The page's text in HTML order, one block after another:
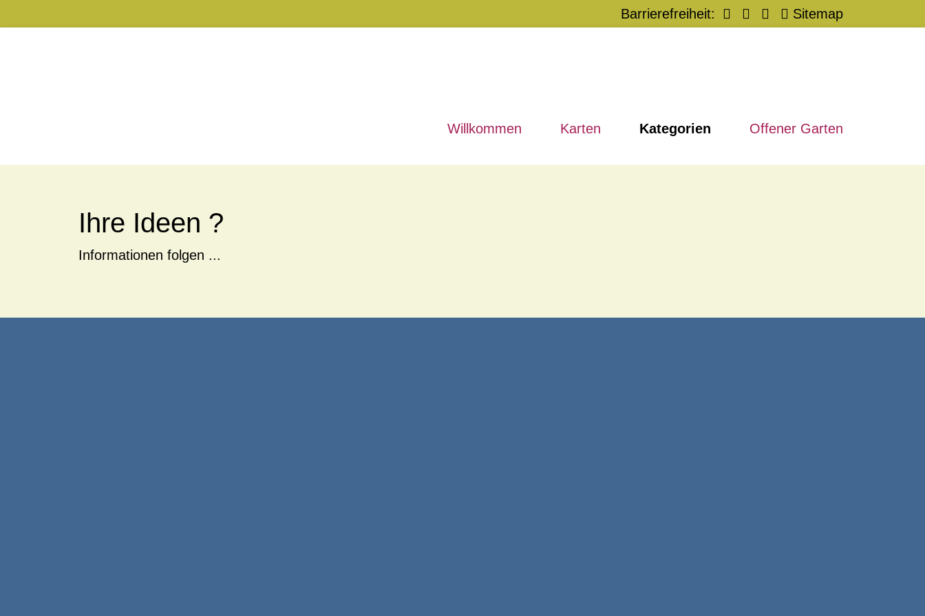
Barrierefreiheit: Sitemap
Willkommen Karten Kategorien Offener Garten
Ihre Ideen ?
Informationen folgen ...